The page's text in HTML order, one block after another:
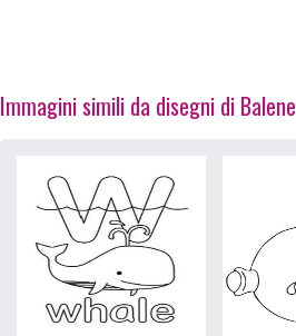
Immagini simili da disegni di Balene